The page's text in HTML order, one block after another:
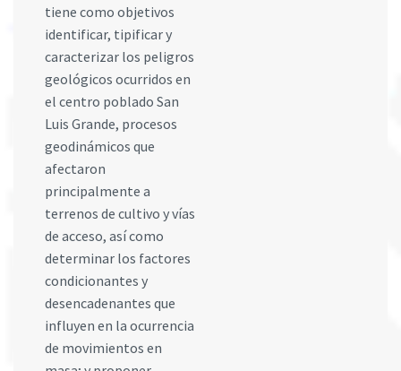
tiene como objetivos
identificar, tipificar y
caracterizar los peligros
geológicos ocurridos en
el centro poblado San
Luis Grande, procesos
geodinámicos que
afectaron
principalmente a
terrenos de cultivo y vías
de acceso, así como
determinar los factores
condicionantes y
desencadenantes que
influyen en la ocurrencia
de movimientos en